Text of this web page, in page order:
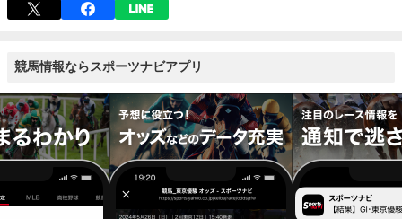
競馬情報ならスポーツナビアプリ